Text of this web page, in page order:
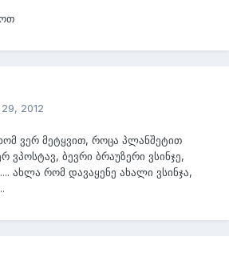
2012
ვერ მეტყვით, როცა პლანშეტით
ვპოსტავ, ბევრი ბრაუზერი ვსინჯე,
ახლა რომ დავაყენე ახალი ვსინჯა,